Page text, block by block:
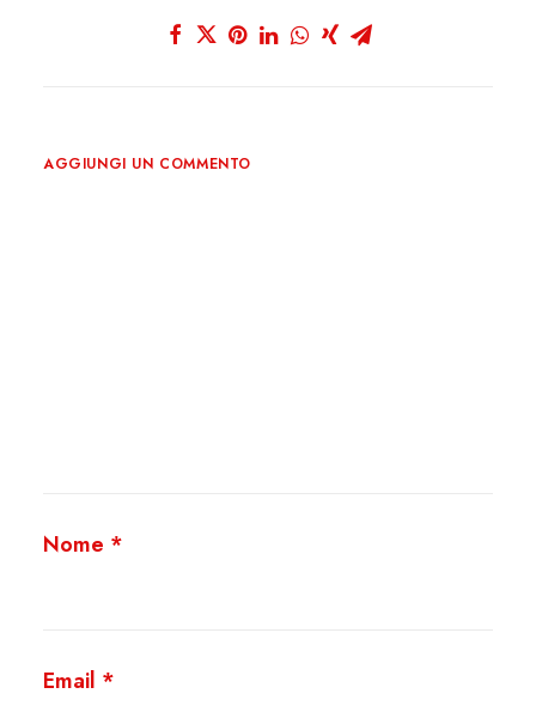
AGGIUNGI UN COMMENTO
Nome *
Email *